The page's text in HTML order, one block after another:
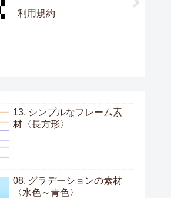
利用規約
13. シンプルなフレーム素
材〈長方形〉
08. グラデーションの素材
〈水色～青色〉